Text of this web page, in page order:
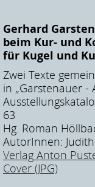
Gerhard
beim Kur- und
für Kugel und
Zwei Texte
in „Garstenauer -
63
Hg. Roman
AutorInnen:
Verlag Anton
Cover (JPG)